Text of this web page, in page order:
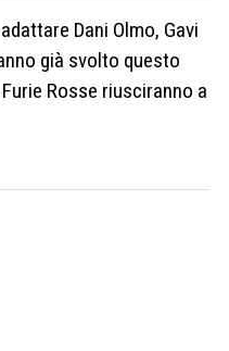
Dani Olmo, Gavi
già svolto questo
Rosse riusciranno a